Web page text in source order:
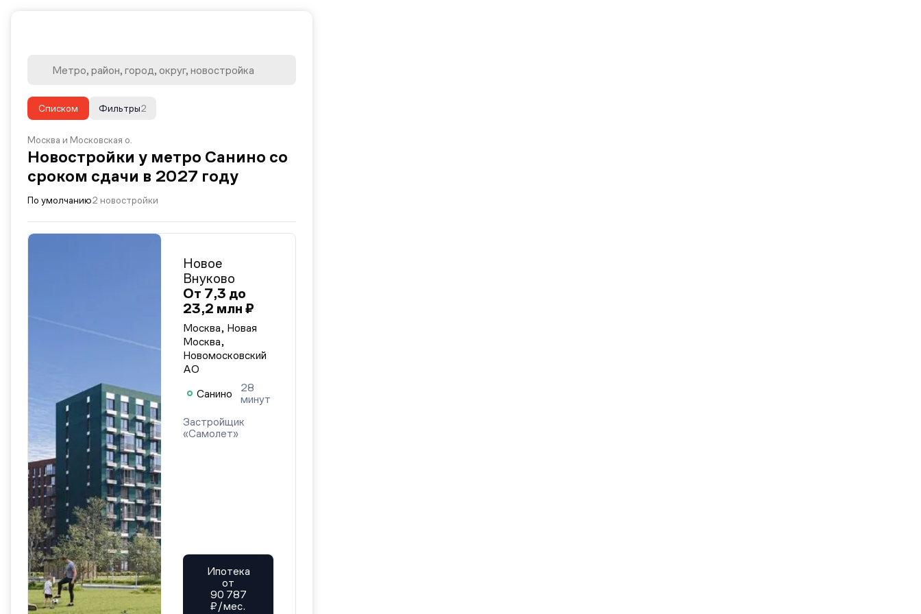
Списком 2
Фильтры
Москва и Московская о.
Новостройки у метро Санино со
сроком сдачи в 2027 году
По умолчанию2 новостройки
Новое
Внуково
От 7,3 до
23,2 млн ₽
Москва, Новая
Москва,
Новомосковский
АО
Санино
28
минут
Застройщик
«Самолет»
Ипотека
от
90 787
₽/мес.